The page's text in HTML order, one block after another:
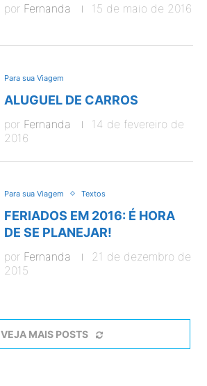
por Fernanda 15 de maio de 2016
Para sua Viagem
ALUGUEL DE CARROS
por Fernanda
14 de fevereiro de
2016
Para sua Viagem Textos
FERIADOS EM 2016: É HORA
DE SE PLANEJAR!
por Fernanda
21 de dezembro de
2015
VEJA MAIS POSTS